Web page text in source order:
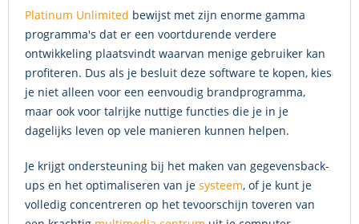
Platinum Unlimited bewijst met zijn enorme gamma
programma's dat er een voortdurende verdere
ontwikkeling plaatsvindt waarvan menige gebruiker kan
profiteren. Dus als je besluit deze software te kopen, kies
je niet alleen voor een eenvoudig brandprogramma,
maar ook voor talrijke nuttige functies die je in je
dagelijks leven op vele manieren kunnen helpen.
Je krijgt ondersteuning bij het maken van gegevensback-
ups en het optimaliseren van je systeem, of je kunt je
volledig concentreren op het tevoorschijn toveren van